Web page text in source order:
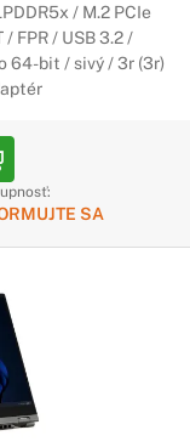
/ M.2 PCIe
FPR / USB 3.2 /
64-bit / sivý / 3r (3r)
SA